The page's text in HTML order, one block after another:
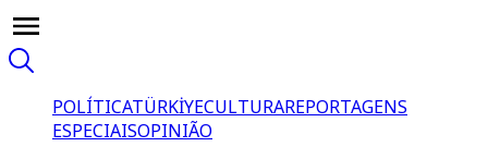
POLÍTICATÜRKİYECULTURAREPORTAGENS
ESPECIAISOPINIÃO